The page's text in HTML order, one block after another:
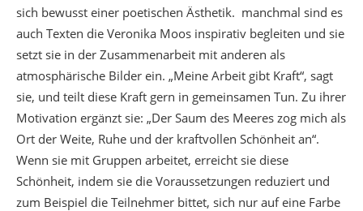
sich bewusst einer poetischen Ästhetik. manchmal sind es
auch Texten die Veronika Moos inspirativ begleiten und sie
setzt sie in der Zusammenarbeit mit anderen als
atmosphärische Bilder ein. „Meine Arbeit gibt Kraft“, sagt
sie, und teilt diese Kraft gern in gemeinsamen Tun. Zu ihrer
Motivation ergänzt sie: „Der Saum des Meeres zog mich als
Ort der Weite, Ruhe und der kraftvollen Schönheit an“.
Wenn sie mit Gruppen arbeitet, erreicht sie diese
Schönheit, indem sie die Voraussetzungen reduziert und
zum Beispiel die Teilnehmer bittet, sich nur auf eine Farbe